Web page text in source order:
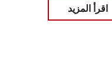
اقرأ المزيد